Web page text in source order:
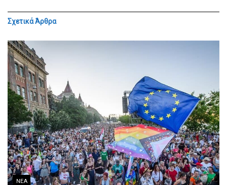
ΣχετικάΆρθρα
ΝΈΑ